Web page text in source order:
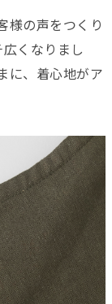
様の声をつくり
くなりまし
に、着心地がア